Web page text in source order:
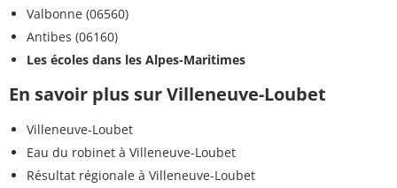
Valbonne (06560)
Antibes (06160)
Les écoles dans les Alpes-Maritimes
En savoir plus sur Villeneuve-Loubet
Villeneuve-Loubet
Eau du robinet à Villeneuve-Loubet
Résultat régionale à Villeneuve-Loubet